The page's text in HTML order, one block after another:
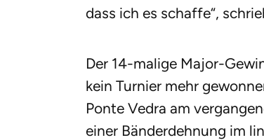
dass ich es schaffe“,
Der 14-malige Major-
kein Turnier mehr
Ponte Vedra am
einer Bänderdehnung im